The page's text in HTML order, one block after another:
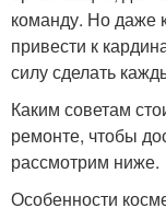
команду. Но даже
привести к
силу сделать
Каким советам
ремонте, чтобы
рассмотрим ниже.
Особенности